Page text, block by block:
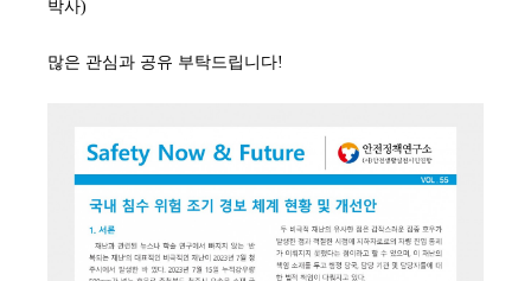
박사)
많은 관심과 공유 부탁드립니다!